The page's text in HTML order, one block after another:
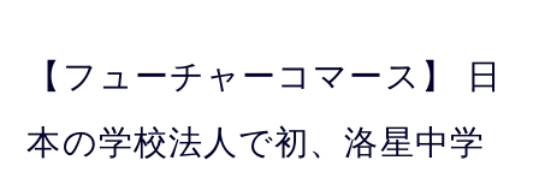
【フューチャーコマース】 日
本の学校法人で初、洛星中学